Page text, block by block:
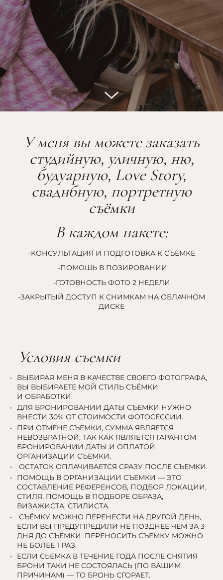
У меня вы можете заказать
студийную, уличную, ню,
будуарную, Love Story,
сваднбную, портретную
съёмки
В каждом пакете:
-КОНСУЛЬТАЦИЯ И ПОДГОТОВКА К СЪЁМКЕ
-ПОМОШЬ В ПОЗИРОВАНИИ
-ГОТОВНОСТЬ ФОТО 2 НЕДЕЛИ
-ЗАКРЫТЫЙ ДОСТУП К СНИМКАМ НА ОБЛАЧНОМ
ДИСКЕ
Условия съемки
ВЫБИРАЯ МЕНЯ В КАЧЕСТВЕ СВОЕГО ФОТОГРАФА,
ВЫ ВЫБИРАЕТЕ МОЙ СТИЛЬ СЪЁМКИ
И ОБРАБОТКИ.
ДЛЯ БРОНИРОВАНИИ ДАТЫ СЪЕМКИ НУЖНО
ВНЕСТИ 30% ОТ СТОИМОСТИ ФОТОСЕССИИ.
ПРИ ОТМЕНЕ СЪЕМКИ, СУММА ЯВЛЯЕТСЯ
НЕВОЗВРАТНОЙ, ТАК КАК ЯВЛЯЕТСЯ ГАРАНТОМ
БРОНИРОВАНИИ ДАТЫ И ОПЛАТОЙ
ОРГАНИЗАЦИИ СЪЕМКИ.
ОСТАТОК ОПЛАЧИВАЕТСЯ СРАЗУ ПОСЛЕ СЪЕМКИ.
ПОМОЩЬ В ОРГАНИЗАЦИИ СЪЕМКИ — ЭТО
СОСТАВЛЕНИЕ РЕФЕРЕНСОВ, ПОДБОР ЛОКАЦИИ,
СТИЛЯ, ПОМОЩЬ В ПОДБОРЕ ОБРАЗА,
ВИЗАЖИСТА, СТИЛИСТА.
СЪЁМКУ МОЖНО ПЕРЕНЕСТИ НА ДРУГОЙ ДЕНЬ,
ЕСЛИ ВЫ ПРЕДУПРЕДИЛИ НЕ ПОЗДНЕЕ ЧЕМ ЗА 3
ДНЯ ДО СЪЕМКИ. ПЕРЕНОСИТЬ СЪЕМКУ МОЖНО
НЕ БОЛЕЕ 1 РАЗ.
ЕСЛИ СЬЕМКА В ТЕЧЕНИЕ ГОДА ПОСЛЕ СНЯТИЯ
БРОНИ ТАКИ НЕ СОСТОЯЛАСЬ (ПО ВАШИМ
ПРИЧИНАМ) — ТО БРОНЬ СГОРАЕТ.